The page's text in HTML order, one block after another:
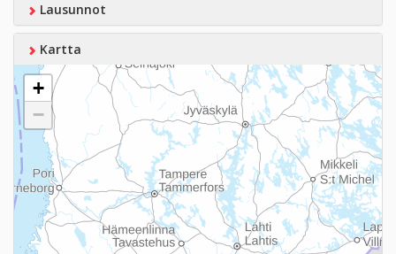
Lausunnot
Kartta
+
−